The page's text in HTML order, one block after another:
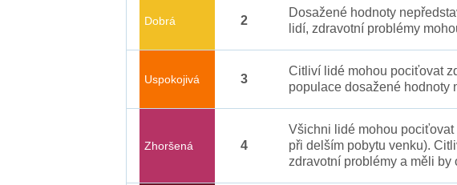
Dobrá 2
Dosažené hodnoty
lidí, zdravotní problémy
Uspokojivá 3
Citliví lidé mohou pociťovat
populace dosažené hodnoty
Zhoršená 4
Všichni lidé mohou
při delším pobytu venku).
zdravotní problémy a měli by